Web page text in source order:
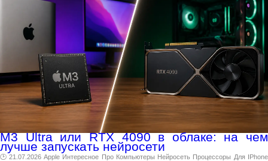
M3 Ultra или RTX 4090 в облаке: на чем
лучше запускать нейросети
🕑 21.07.2026 Apple Интересное Про Компьютеры Нейросеть Процессоры Для IPhone